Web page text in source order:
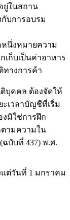
ยู่ในสถาน
กับการอบรม
มายความ
เก็บเป็นค่าอาหาร
ทางการค้า
บุคคล ต้องจัดให้
เวลาบัญชีที่เริ่ม
งมิใช่การฝึก
ามความใน
บับที่ 437) พ.ศ.
ต่วันที่ 1 มกราคม